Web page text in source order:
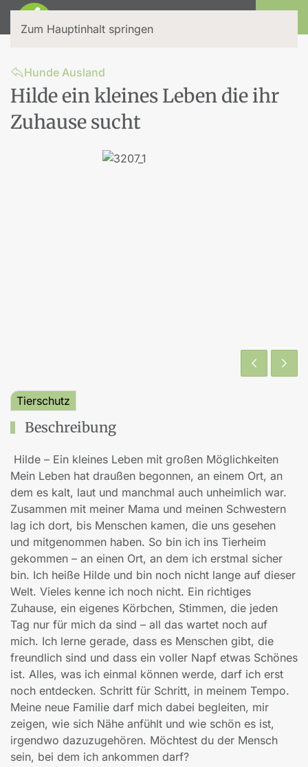
Zum Hauptinhalt springen
Hunde Ausland
Hilde ein kleines Leben die ihr
Zuhause sucht
Tierschutz
Beschreibung
Hilde – Ein kleines Leben mit großen Möglichkeiten
Mein Leben hat draußen begonnen, an einem Ort, an
dem es kalt, laut und manchmal auch unheimlich war.
Zusammen mit meiner Mama und meinen Schwestern
lag ich dort, bis Menschen kamen, die uns gesehen
und mitgenommen haben. So bin ich ins Tierheim
gekommen – an einen Ort, an dem ich erstmal sicher
bin. Ich heiße Hilde und bin noch nicht lange auf dieser
Welt. Vieles kenne ich noch nicht. Ein richtiges
Zuhause, ein eigenes Körbchen, Stimmen, die jeden
Tag nur für mich da sind – all das wartet noch auf
mich. Ich lerne gerade, dass es Menschen gibt, die
freundlich sind und dass ein voller Napf etwas Schönes
ist. Alles, was ich einmal können werde, darf ich erst
noch entdecken. Schritt für Schritt, in meinem Tempo.
Meine neue Familie darf mich dabei begleiten, mir
zeigen, wie sich Nähe anfühlt und wie schön es ist,
irgendwo dazuzugehören. Möchtest du der Mensch
sein, bei dem ich ankommen darf?